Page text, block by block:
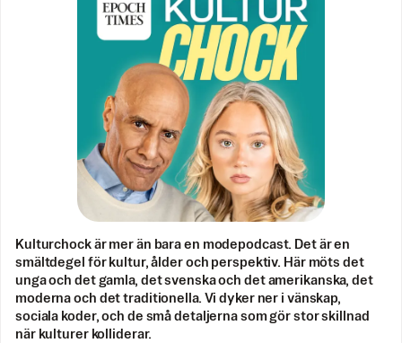
Kulturchock är mer än bara en modepodcast. Det är en
smältdegel för kultur, ålder och perspektiv. Här möts det
unga och det gamla, det svenska och det amerikanska, det
moderna och det traditionella. Vi dyker ner i vänskap,
sociala koder, och de små detaljerna som gör stor skillnad
när kulturer kolliderar.